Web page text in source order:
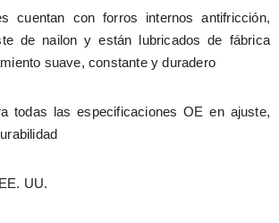
cuentan con forros internos antifricción,
de nailon y están lubricados de fábrica
suave, constante y duradero
todas las especificaciones OE en ajuste,
UU.